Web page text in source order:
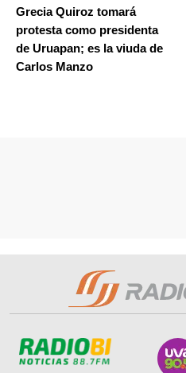
Grecia Quiroz tomará
protesta como presidenta
de Uruapan; es la viuda de
Carlos Manzo